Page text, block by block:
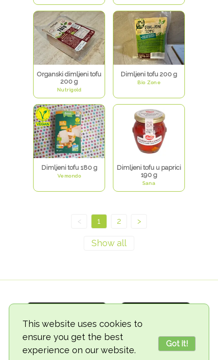
This website uses cookies to
ensure you get the best
experience on our website.
Got it!
Organski dimljeni tofu
200 g
Nutrigold
Dimljeni tofu 200 g
Bio Zone
Dimljeni tofu 180 g
Vemondo
Dimljeni tofu u paprici
190 g
Sana
< 1 2 >
© 2018-2026 TheVegCat